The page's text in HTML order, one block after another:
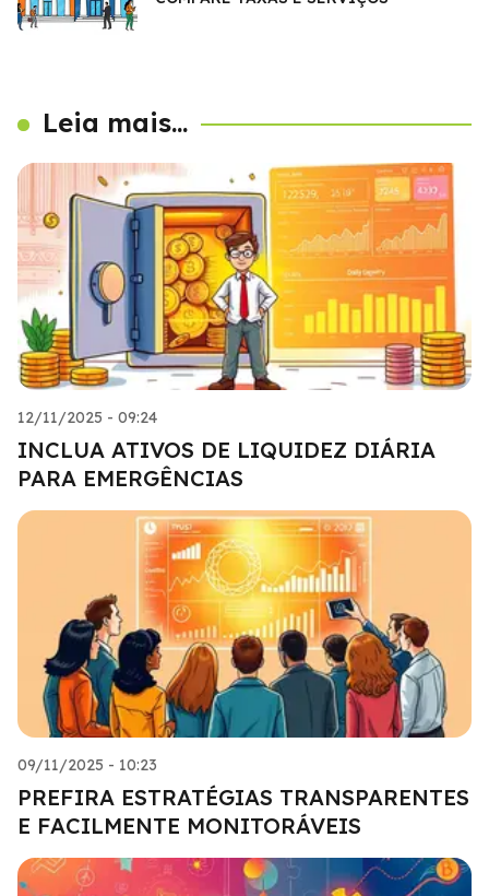
Leia mais...
12/11/2025 - 09:24
INCLUA ATIVOS DE LIQUIDEZ DIÁRIA
PARA EMERGÊNCIAS
09/11/2025 - 10:23
PREFIRA ESTRATÉGIAS TRANSPARENTES
E FACILMENTE MONITORÁVEIS